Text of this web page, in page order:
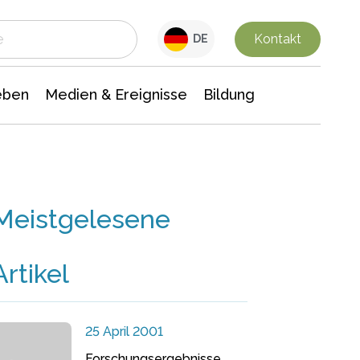
DE Kontakt
Medien & Ereignisse Bildung
25 April 2001